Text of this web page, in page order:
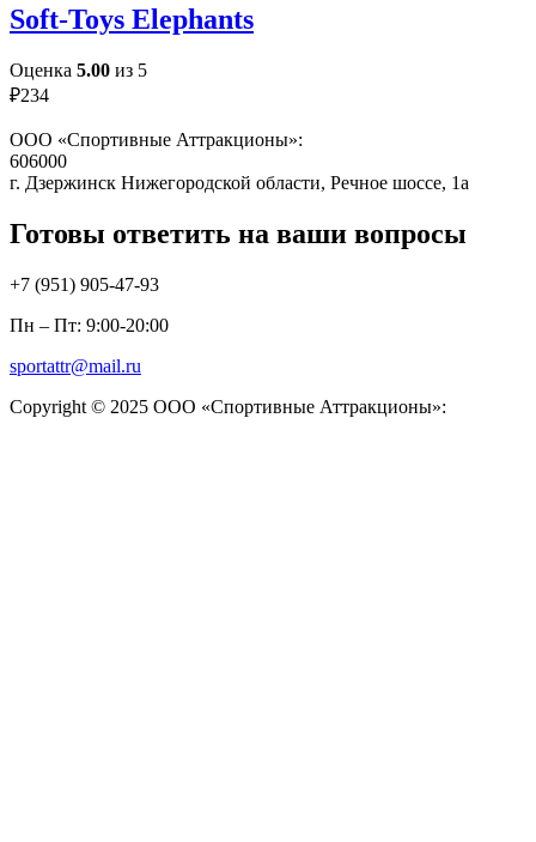
Soft-Toys Elephants
Оценка 5.00 из 5
₽234
ООО «Спортивные Аттракционы»:
606000
г. Дзержинск Нижегородской области, Речное шоссе, 1а
Готовы ответить на ваши вопросы
+7 (951) 905-47-93
Пн – Пт: 9:00-20:00
sportattr@mail.ru
Copyright © 2025 ООО «Спортивные Аттракционы»: